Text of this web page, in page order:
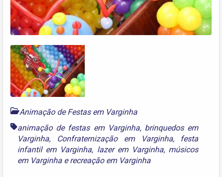
Animação de Festas em Varginha
animação de festas em Varginha, brinquedos em
Varginha, Confraternização em Varginha, festa
infantil em Varginha, lazer em Varginha, músicos
em Varginha erecreação em Varginha